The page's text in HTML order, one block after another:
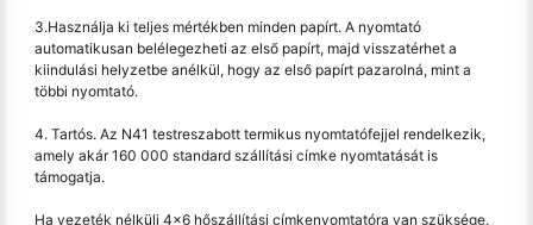
3.Használja ki teljes mértékben minden papírt. A nyomtató
automatikusan belélegezheti az első papírt, majd visszatérhet a
kiindulási helyzetbe anélkül, hogy az első papírt pazarolná, mint a
többi nyomtató.
4. Tartós. Az N41 testreszabott termikus nyomtatófejjel rendelkezik,
amely akár 160 000 standard szállítási címke nyomtatását is
támogatja.
Ha vezeték nélküli 4x6 hőszállítási címkenyomtatóra van szüksége.